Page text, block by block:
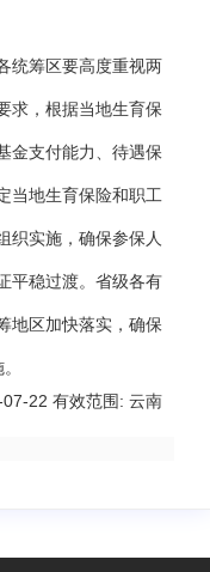
统筹区要高度重视两
求，根据当地生育保
金支付能力、待遇保
当地生育保险和职工
织实施，确保参保人
平稳过渡。省级各有
地区加快落实，确保
22 有效范围: 云南